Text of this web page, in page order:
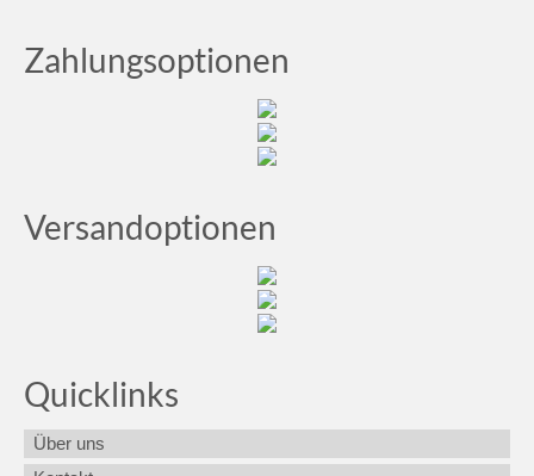
Zahlungsoptionen
Versandoptionen
Quicklinks
Über uns